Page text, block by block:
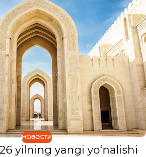
НОВОСТИ
yilning yangi yo‘nalishi